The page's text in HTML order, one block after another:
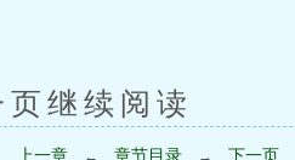
继续阅读
上一章 ← 章节目录 → 下一页